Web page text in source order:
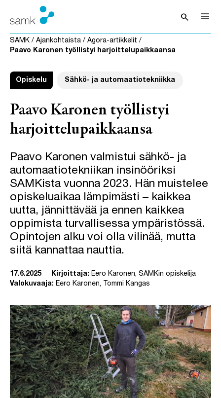
Siirry sisältöön
searchAvaa haku
SAMK / Ajankohtaista / Agora-artikkelit /
Paavo Karonen työllistyi harjoittelupaikkaansa
Opiskelu Sähkö- ja automaatiotekniikka
Paavo Karonen työllistyi
harjoittelupaikkaansa
Paavo Karonen valmistui sähkö- ja
automaatiotekniikan insinööriksi
SAMKista vuonna 2023. Hän muistelee
opiskeluaikaa lämpimästi – kaikkea
uutta, jännittävää ja ennen kaikkea
oppimista turvallisessa ympäristössä.
Opintojen alku voi olla vilinää, mutta
siitä kannattaa nauttia.
17.6.2025 Kirjoittaja: Eero Karonen, SAMKin opiskelija
Valokuvaaja: Eero Karonen, Tommi Kangas